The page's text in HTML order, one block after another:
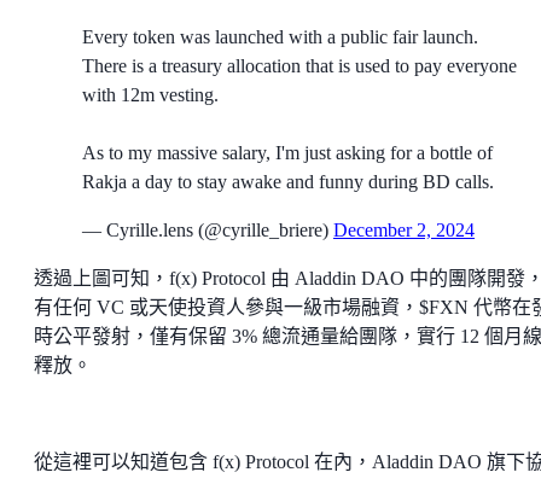
Every token was launched with a public fair launch.
There is a treasury allocation that is used to pay everyone
with 12m vesting.
As to my massive salary, I'm just asking for a bottle of
Rakja a day to stay awake and funny during BD calls.
— Cyrille.lens (@cyrille_briere) December 2, 2024
透過上圖可知，f(x) Protocol 由 Aladdin DAO 中的團隊開發
有任何 VC 或天使投資人參與一級市場融資，$FXN 代幣在
時公平發射，僅有保留 3% 總流通量給團隊，實行 12 個月
釋放。
從這裡可以知道包含 f(x) Protocol 在內，Aladdin DAO 旗下